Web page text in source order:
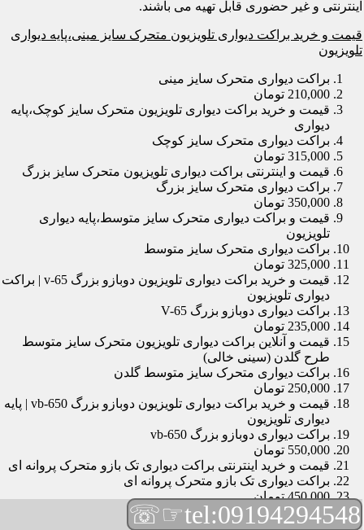
اینترنتی و غیر حضوری قابل تهیه می باشند.
قیمت و خرید براکت دیواری تلویزیون متحرک سایز مینی،پایه دیواری
تلویزیون
براکت دیواری متحرک سایز مینی
210,000 تومان
قیمت و خرید براکت دیواری تلویزیون متحرک سایز کوچک،پایه
دیواری
براکت دیواری متحرک سایز کوچک
315,000 تومان
قیمت و اینترنتی براکت دیواری تلویزیون متحرک سایز بزرگ
براکت دیواری متحرک سایز بزرگ
350,000 تومان
قیمت و براکت دیواری متحرک سایز متوسط،پایه دیواری
تلویزیون
براکت دیواری متحرک سایز متوسط
325,000 تومان
قیمت و خرید براکت دیواری تلویزیون دوبازو بزرگ v-65 | براکت
دیواری تلویزیون
براکت دیواری دوبازو بزرگ V-65
235,000 تومان
قیمت و آنلاین براکت دیواری تلویزیون متحرک سایز متوسط
طرح گلدن (سینی خالی)
براکت دیواری متحرک سایز متوسط گلدن
250,000 تومان
قیمت و خرید براکت دیواری تلویزیون دوبازو بزرگ vb-650 | پایه
دیواری تلویزیون
براکت دیواری دوبازو بزرگ vb-650
550,000 تومان
قیمت و خرید اینترنتی براکت دیواری تک بازو متحرک پروانه ای
براکت دیواری تک بازو متحرک پروانه ای
450,000 تومان
قیمت و براکت دیواری تلویزیون مچی | براکت دیواری تلویزیون
tel:09194294548
☞☏